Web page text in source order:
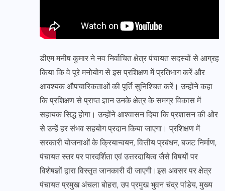
डीएम मनीष कुमार ने नव निर्वाचित क्षेत्र पंचायत सदस्यों से आग्रह
किया कि वे पूरे मनोयोग से इस प्रशिक्षण में प्रतिभाग करें और
आवश्यक औपचारिकताओं की पूर्ति सुनिश्चित करें। उन्होंने कहा
कि प्रशिक्षण से प्राप्त ज्ञान उनके क्षेत्र के समग्र विकास में
सहायक सिद्ध होगा। उन्होंने आश्वासन दिया कि प्रशासन की ओर
से उन्हें हर संभव सहयोग प्रदान किया जाएगा। प्रशिक्षण में
सरकारी योजनाओं के क्रियान्वयन, वित्तीय प्रबंधन, बजट निर्माण,
पंचायत स्तर पर पारदर्शिता एवं उत्तरदायित्व जैसे विषयों पर
विशेषज्ञों द्वारा विस्तृत जानकारी दी जाएगी।इस अवसर पर क्षेत्र
पंचायत प्रमुख अंचला बोहरा, उप प्रमुख भुवन चंद्र पांडेय, मुख्य